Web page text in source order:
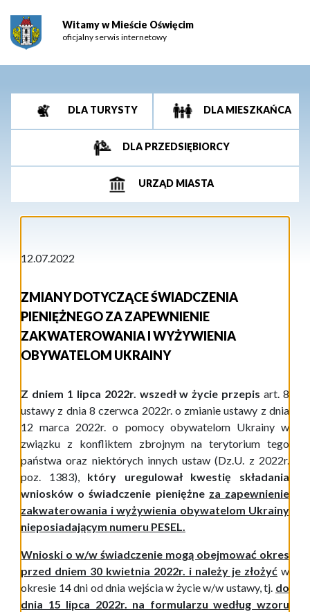
Witamy w Mieście Oświęcim
oficjalny serwis internetowy
DLA TURYSTY DLA MIESZKAŃCA
DLA PRZEDSIĘBIORCY
URZĄD MIASTA
12.07.2022
ZMIANY DOTYCZĄCE ŚWIADCZENIA
PIENIĘŻNEGO ZA ZAPEWNIENIE
ZAKWATEROWANIA I WYŻYWIENIA
OBYWATELOM UKRAINY
Z dniem 1 lipca 2022r. wszedł w życie przepis art. 8
ustawy z dnia 8 czerwca 2022r. o zmianie ustawy z dnia
12 marca 2022r. o pomocy obywatelom Ukrainy w
związku z konfliktem zbrojnym na terytorium tego
państwa oraz niektórych innych ustaw (Dz.U. z 2022r.
poz. 1383), który uregulował kwestię składania
wniosków o świadczenie pieniężne za zapewnienie
zakwaterowania i wyżywienia obywatelom Ukrainy
nieposiadającym numeru PESEL.
Wnioski o w/w świadczenie mogą obejmować okres
przed dniem 30 kwietnia 2022r. i należy je złożyć w
okresie 14 dni od dnia wejścia w życie w/w ustawy, tj. do
dnia 15 lipca 2022r. na formularzu według wzoru